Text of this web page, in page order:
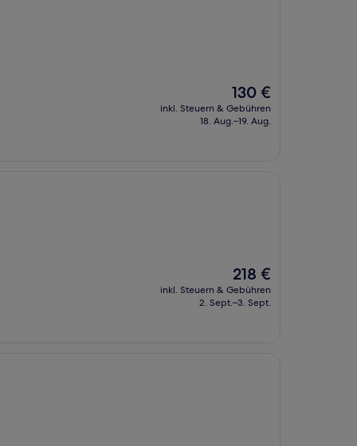
Der
Preis
beträgt
130 €
inkl. Steuern & Gebühren
18. Aug.–19. Aug.
Der
Preis
beträgt
218 €
inkl. Steuern & Gebühren
2. Sept.–3. Sept.